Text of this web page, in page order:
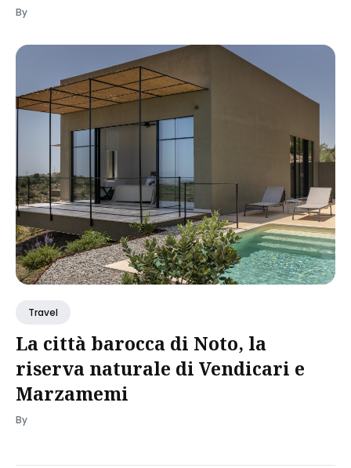
By
Travel
La città barocca di Noto, la
riserva naturale di Vendicari e
Marzamemi
By